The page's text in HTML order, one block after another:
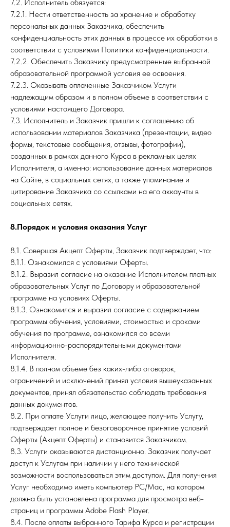
7.2. Исполнитель обязуется:
7.2.1. Нести ответственность за хранение и обработку
персональных данных Заказчика, обеспечить
конфиденциальность этих данных в процессе их обработки в
соответствии с условиями Политики конфиденциальности.
7.2.2. Обеспечить Заказчику предусмотренные выбранной
образовательной программой условия ее освоения.
7.2.3. Оказывать оплаченные Заказчиком Услуги
надлежащим образом и в полном объеме в соответствии с
условиями настоящего Договора.
7.3. Исполнитель и Заказчик пришли к соглашению об
использовании материалов Заказчика (презентации, видео
формы, текстовые сообщения, отзывы, фотографии),
созданных в рамках данного Курса в рекламных целях
Исполнителя, а именно: использование данных материалов
на Сайте, в социальных сетях, а также упоминание и
цитирование Заказчика со ссылками на его аккаунты в
социальных сетях.
8.Порядок и условия оказания Услуг
8.1. Совершая Акцепт Оферты, Заказчик подтверждает, что:
8.1.1. Ознакомился с условиями Оферты.
8.1.2. Выразил согласие на оказание Исполнителем платных
образовательных Услуг по Договору и образовательной
программе на условиях Оферты.
8.1.3. Ознакомился и выразил согласие с содержанием
программы обучения, условиями, стоимостью и сроками
обучения по программе, ознакомился со всеми
информационно-распорядительными документами
Исполнителя.
8.1.4. В полном объеме без каких-либо оговорок,
ограничений и исключений принял условия вышеуказанных
документов, принял обязательство соблюдать требования
данных документов.
8.2. При оплате Услуги лицо, желающее получить Услугу,
подтверждает полное и безоговорочное принятие условий
Оферты (Акцепт Оферты) и становится Заказчиком.
8.3. Услуги оказываются дистанционно. Заказчик получает
доступ к Услугам при наличии у него технической
возможности воспользоваться этим доступом. Для получения
Услуг необходимо иметь компьютер PC/Mac, на котором
должна быть установлена программа для просмотра веб-
страниц и программы Adobe Flash Player.
8.4. После оплаты выбранного Тарифа Курса и регистрации